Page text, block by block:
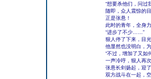
“想要杀他们，问
随即，众人震惊的
正是张悬！
此时的青年，全身
“进步了不少……”
狠人停了下来，目
他显然也没明白，
“不过，增加了又
一声冷哼，狠人再
张悬长剑扬起，迎
双方战斗在一起，